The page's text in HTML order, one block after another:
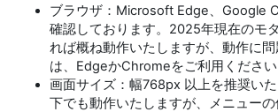
ブラウザ：Microsoft Edge、Google
確認しております。2025年現在のモ
れば概ね動作いたしますが、動作に
は、EdgeかChromeをご利用ください
画面サイズ：幅768px 以上を推奨い
下でも動作いたしますが、メニュー